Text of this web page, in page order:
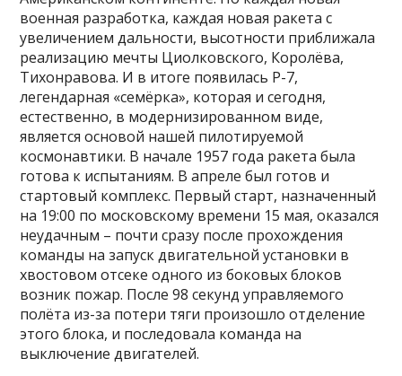
военная разработка, каждая новая ракета с
увеличением дальности, высотности приближала
реализацию мечты Циолковского, Королёва,
Тихонравова. И в итоге появилась Р-7,
легендарная «семёрка», которая и сегодня,
естественно, в модернизированном виде,
является основой нашей пилотируемой
космонавтики. В начале 1957 года ракета была
готова к испытаниям. В апреле был готов и
стартовый комплекс. Первый старт, назначенный
на 19:00 по московскому времени 15 мая, оказался
неудачным – почти сразу после прохождения
команды на запуск двигательной установки в
хвостовом отсеке одного из боковых блоков
возник пожар. После 98 секунд управляемого
полёта из-за потери тяги произошло отделение
этого блока, и последовала команда на
выключение двигателей.